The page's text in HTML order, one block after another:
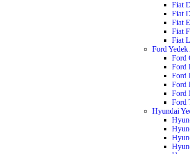
Fiat
Fiat
Fiat
Fiat
Fiat
Ford
Ford
Ford
Ford
Ford
Ford
Ford
Hyundai